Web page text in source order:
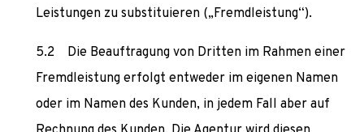
Leistungen zu substituieren („Fremdleistung“).
Die Beauftragung von Dritten im Rahmen einer
Fremdleistung erfolgt entweder im eigenen Namen
oder im Namen des Kunden, in jedem Fall aber auf